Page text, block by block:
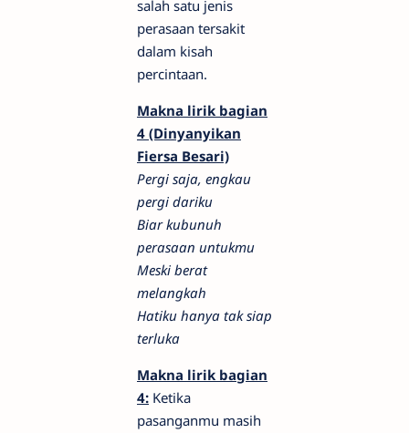
salah satu jenis
perasaan tersakit
dalam kisah
percintaan.
Makna lirik bagian
4 (Dinyanyikan
Fiersa Besari)
Pergi saja, engkau
pergi dariku
Biar kubunuh
perasaan untukmu
Meski berat
melangkah
Hatiku hanya tak siap
terluka
Makna lirik bagian
4: Ketika
pasanganmu masih